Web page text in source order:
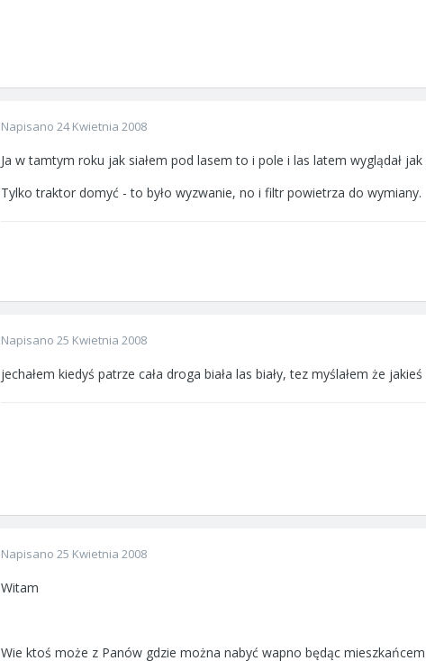
Napisano 24 Kwietnia 2008
Ja w tamtym roku jak siałem pod lasem to i pole i las latem wyglądał jak
Tylko traktor domyć - to było wyzwanie, no i filtr powietrza do wymiany.
Napisano 25 Kwietnia 2008
jechałem kiedyś patrze cała droga biała las biały, tez myślałem że
Napisano 25 Kwietnia 2008
Witam
Wie ktoś może z Panów gdzie można nabyć wapno będąc